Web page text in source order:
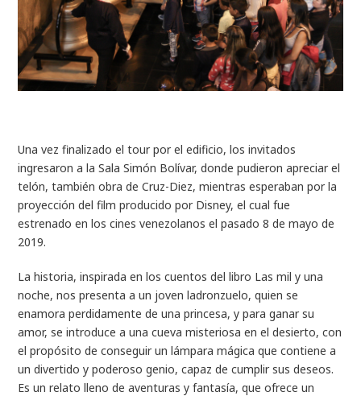
Una vez finalizado el tour por el edificio, los invitados
ingresaron a la Sala Simón Bolívar, donde pudieron apreciar el
telón, también obra de Cruz-Diez, mientras esperaban por la
proyección del filmproducido por Disney, el cual fue
estrenado en los cines venezolanos el pasado 8 de mayo de
2019.
La historia, inspirada en los cuentos del libro Las mil y una
noche, nos presenta a un joven ladronzuelo, quien se
enamora perdidamente de una princesa, y para ganar su
amor, se introduce a una cueva misteriosa en el desierto, con
el propósito de conseguir un lámpara mágica que contiene a
un divertido y poderoso genio, capaz de cumplir sus deseos.
Es un relato lleno de aventuras y fantasía, que ofrece un